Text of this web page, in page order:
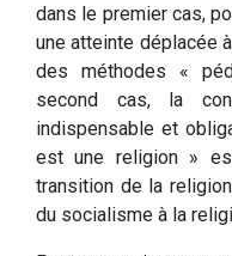
dans le premier cas,
une atteinte déplacée
des méthodes «
second cas, la
indispensable et
est une religion »
transition de la
du socialisme à la